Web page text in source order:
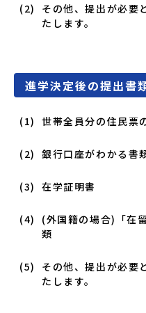
その他、提出が必要
たします。
進学決定後の提出書
世帯全員分の住民票
銀行口座がわかる書
在学証明書
(外国籍の場合)「在
類
その他、提出が必要
たします。